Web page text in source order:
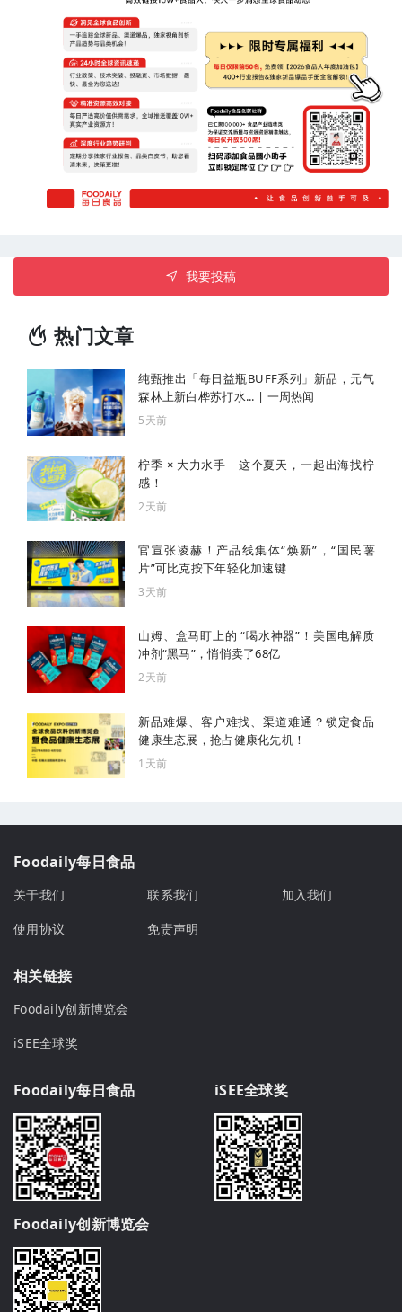
我要投稿
热门文章
纯甄推出「每日益瓶BUFF系列」新品，元气
森林上新白桦苏打水... | 一周热闻
5天前
柠季 × 大力水手｜这个夏天，一起出海找柠
感！
2天前
官宣张凌赫！产品线集体“焕新”，“国民薯
片”可比克按下年轻化加速键
3天前
山姆、盒马盯上的 “喝水神器”！美国电解质
冲剂“黑马”，悄悄卖了68亿
2天前
新品难爆、客户难找、渠道难通？锁定食品
健康生态展，抢占健康化先机！
1天前
Foodaily每日食品
关于我们 联系我们
加入我们
使用协议
免责声明
相关链接
Foodaily创新博览会
iSEE全球奖
Foodaily每日食品 iSEE全球奖
Foodaily创新博览会